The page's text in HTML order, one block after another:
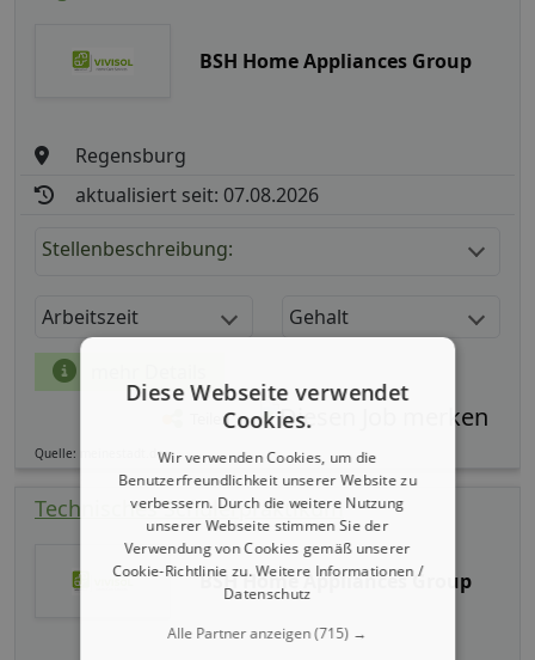
BSH Home Appliances Group
Regensburg
aktualisiert seit: 07.08.2026
Stellenbeschreibung:
Arbeitszeit Gehalt
Teilen
Quelle: meinestadt.de
Technisches Schülerpraktikum
BSH Home Appliances Group
Diese Webseite verwendet
Cookies.
Wir verwenden Cookies, um die
Benutzerfreundlichkeit unserer Website zu
verbessern. Durch die weitere Nutzung
unserer Webseite stimmen Sie der
Verwendung von Cookies gemäß unserer
Cookie-Richtlinie zu.Weitere Informationen /
Datenschutz
Alle Partner anzeigen(715) →